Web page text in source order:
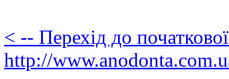
< -- Перехід до
http://